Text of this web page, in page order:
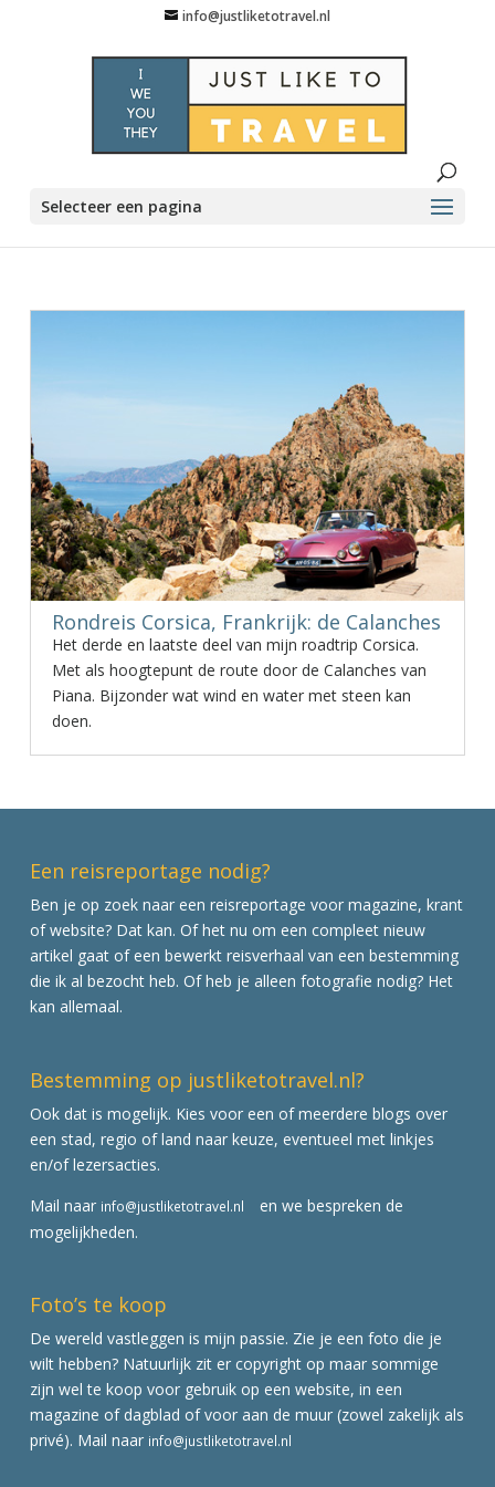
info@justliketotravel.nl
Selecteer een pagina
Rondreis Corsica, Frankrijk: de Calanches
Het derde en laatste deel van mijn roadtrip Corsica.
Met als hoogtepunt de route door de Calanches van
Piana. Bijzonder wat wind en water met steen kan
doen.
Een reisreportage nodig?
Ben je op zoek naar een reisreportage voor magazine, krant
of website? Dat kan. Of het nu om een compleet nieuw
artikel gaat of een bewerkt reisverhaal van een bestemming
die ik al bezocht heb. Of heb je alleen fotografie nodig? Het
kan allemaal.
Bestemming op justliketotravel.nl?
Ook dat is mogelijk. Kies voor een of meerdere blogs over
een stad, regio of land naar keuze, eventueel met linkjes
en/of lezersacties.
Mail naar info@justliketotravel.nl
en we bespreken de
mogelijkheden.
Foto’s te koop
De wereld vastleggen is mijn passie. Zie je een foto die je
wilt hebben? Natuurlijk zit er copyright op maar sommige
zijn wel te koop voor gebruik op een website, in een
magazine of dagblad of voor aan de muur (zowel zakelijk als
privé). Mail naar info@justliketotravel.nl